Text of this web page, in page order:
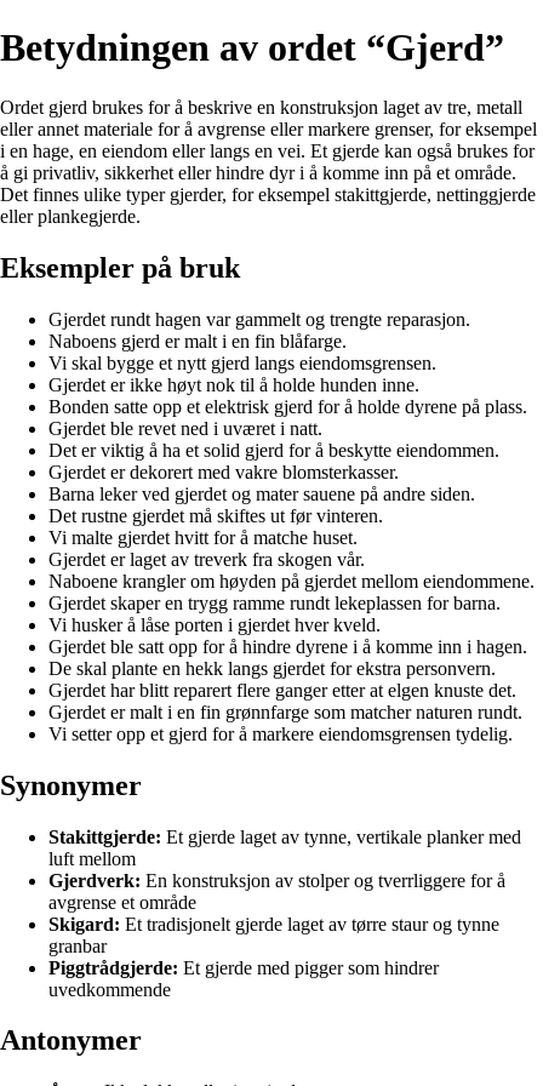
Betydningen av ordet “Gjerd”
Ordet gjerd brukes for å beskrive en konstruksjon laget av tre, metall
eller annet materiale for å avgrense eller markere grenser, for eksempel
i en hage, en eiendom eller langs en vei. Et gjerde kan også brukes for
å gi privatliv, sikkerhet eller hindre dyr i å komme inn på et område.
Det finnes ulike typer gjerder, for eksempel stakittgjerde, nettinggjerde
eller plankegjerde.
Eksempler på bruk
Gjerdet rundt hagen var gammelt og trengte reparasjon.
Naboens gjerd er malt i en fin blåfarge.
Vi skal bygge et nytt gjerd langs eiendomsgrensen.
Gjerdet er ikke høyt nok til å holde hunden inne.
Bonden satte opp et elektrisk gjerd for å holde dyrene på plass.
Gjerdet ble revet ned i uværet i natt.
Det er viktig å ha et solid gjerd for å beskytte eiendommen.
Gjerdet er dekorert med vakre blomsterkasser.
Barna leker ved gjerdet og mater sauene på andre siden.
Det rustne gjerdet må skiftes ut før vinteren.
Vi malte gjerdet hvitt for å matche huset.
Gjerdet er laget av treverk fra skogen vår.
Naboene krangler om høyden på gjerdet mellom eiendommene.
Gjerdet skaper en trygg ramme rundt lekeplassen for barna.
Vi husker å låse porten i gjerdet hver kveld.
Gjerdet ble satt opp for å hindre dyrene i å komme inn i hagen.
De skal plante en hekk langs gjerdet for ekstra personvern.
Gjerdet har blitt reparert flere ganger etter at elgen knuste det.
Gjerdet er malt i en fin grønnfarge som matcher naturen rundt.
Vi setter opp et gjerd for å markere eiendomsgrensen tydelig.
Synonymer
Stakittgjerde: Et gjerde laget av tynne, vertikale planker med
luft mellom
Gjerdverk: En konstruksjon av stolper og tverrliggere for å
avgrense et område
Skigard: Et tradisjonelt gjerde laget av tørre staur og tynne
granbar
Piggtrådgjerde: Et gjerde med pigger som hindrer
uvedkommende
Antonymer